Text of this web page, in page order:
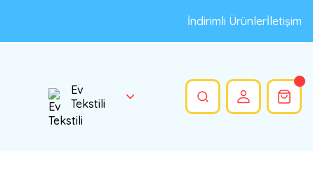
İndirimli Ürünlerİletişim
Ev
Tekstili